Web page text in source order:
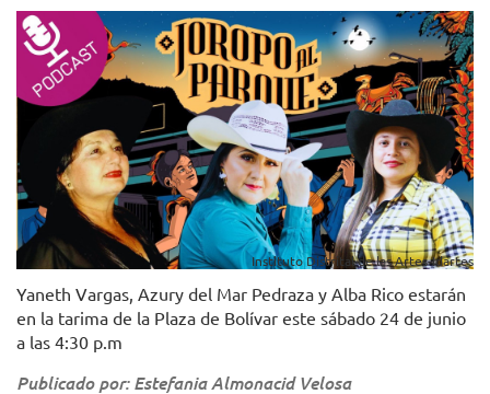
Instituto Distrital de las Artes-Idartes
Yaneth Vargas, Azury del Mar Pedraza y Alba Rico estarán
en la tarima de la Plaza de Bolívar este sábado 24 de junio
a las 4:30 p.m
Publicado por: Estefania Almonacid Velosa